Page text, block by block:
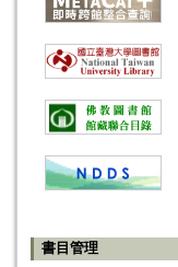
書目管理